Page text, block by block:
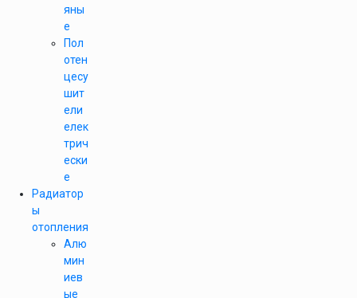
яны
е
Пол
отен
цесу
шит
ели
елек
трич
ески
е
Радиатор
ы
отопления
Алю
мин
иев
ые